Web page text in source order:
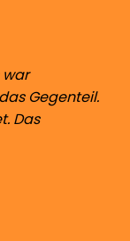
Gegenteil.
Das